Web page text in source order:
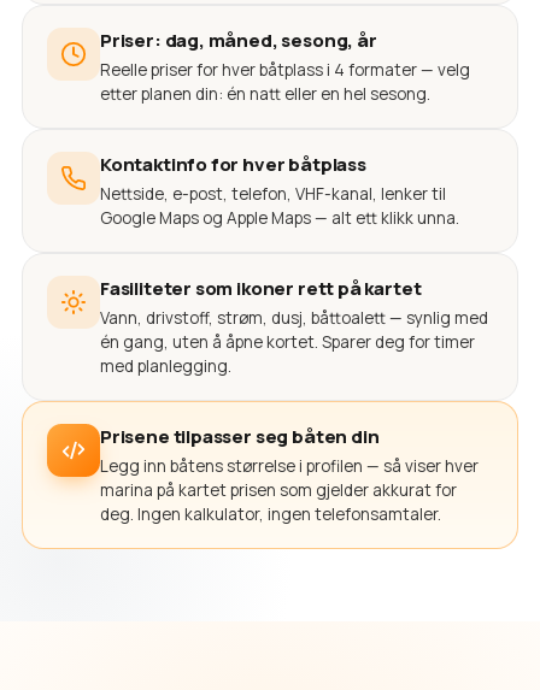
Priser: dag, måned, sesong, år
Reelle priser for hver båtplass i 4 formater — velg
etter planen din: én natt eller en hel sesong.
Kontaktinfo for hver båtplass
Nettside, e-post, telefon, VHF-kanal, lenker til
Google Maps og Apple Maps — alt ett klikk unna.
Fasiliteter som ikoner rett på kartet
Vann, drivstoff, strøm, dusj, båttoalett — synlig med
én gang, uten å åpne kortet. Sparer deg for timer
med planlegging.
Prisene tilpasser seg båten din
Legg inn båtens størrelse i profilen — så viser hver
marina på kartet prisen som gjelder akkurat for
deg. Ingen kalkulator, ingen telefonsamtaler.